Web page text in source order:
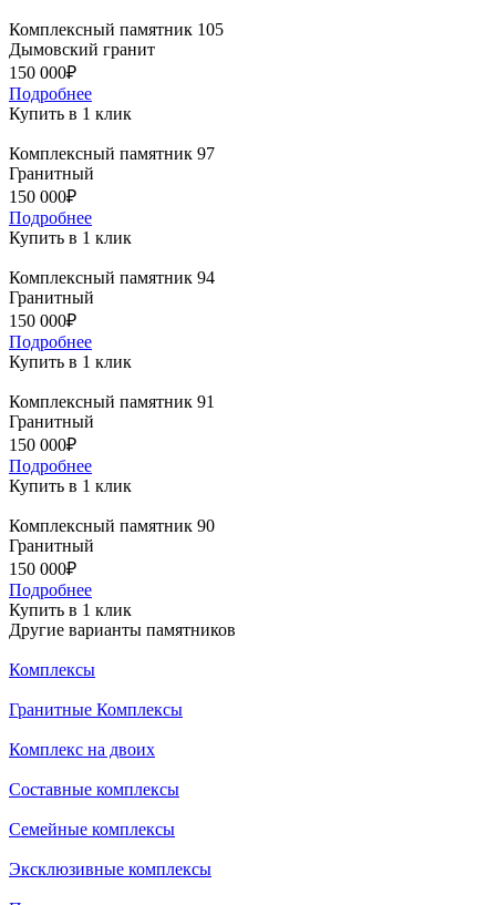
Комплексный памятник 105
Дымовский гранит
150 000₽
Подробнее
Купить в 1 клик
Комплексный памятник 97
Гранитный
150 000₽
Подробнее
Купить в 1 клик
Комплексный памятник 94
Гранитный
150 000₽
Подробнее
Купить в 1 клик
Комплексный памятник 91
Гранитный
150 000₽
Подробнее
Купить в 1 клик
Комплексный памятник 90
Гранитный
150 000₽
Подробнее
Купить в 1 клик
Другие варианты памятников
Комплексы
Гранитные Комплексы
Комплекс на двоих
Составные комплексы
Семейные комплексы
Эксклюзивные комплексы